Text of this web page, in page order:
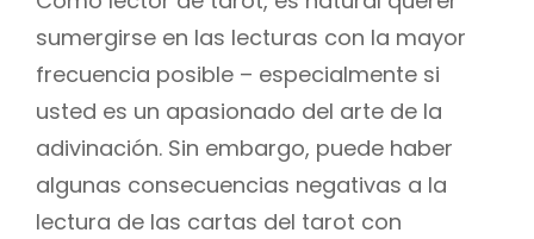
sumergirse en las lecturas con la mayor
frecuencia posible – especialmente si
usted es un apasionado del arte de la
adivinación. Sin embargo, puede haber
algunas consecuencias negativas a la
lectura de las cartas del tarot con